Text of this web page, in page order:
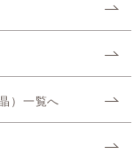
）一覧へ